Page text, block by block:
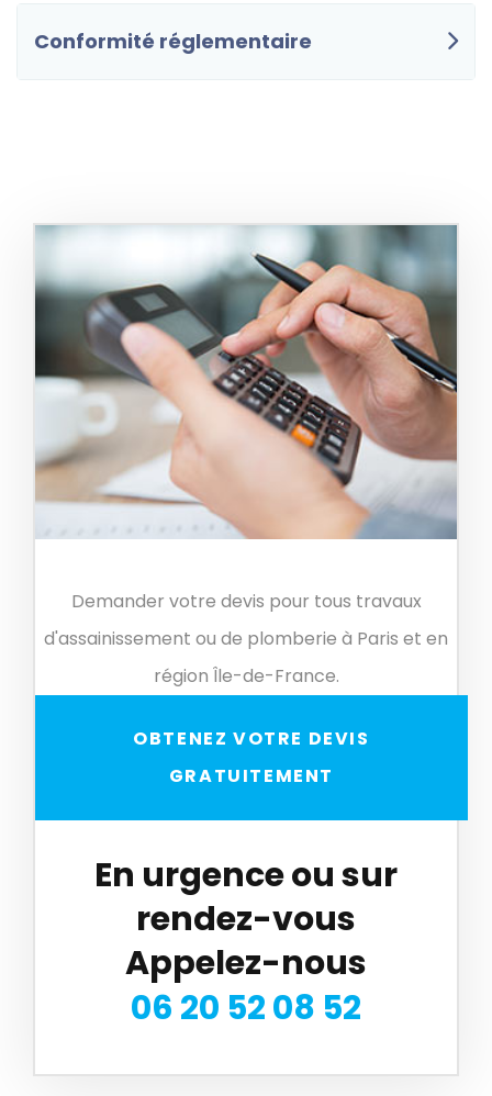
Conformité réglementaire
Demander votre devis pour tous travaux
d'assainissement ou de plomberie à Paris et en
région Île-de-France.
OBTENEZ VOTRE DEVIS
GRATUITEMENT
En urgence ou sur
rendez-vous
Appelez-nous
06 20 52 08 52